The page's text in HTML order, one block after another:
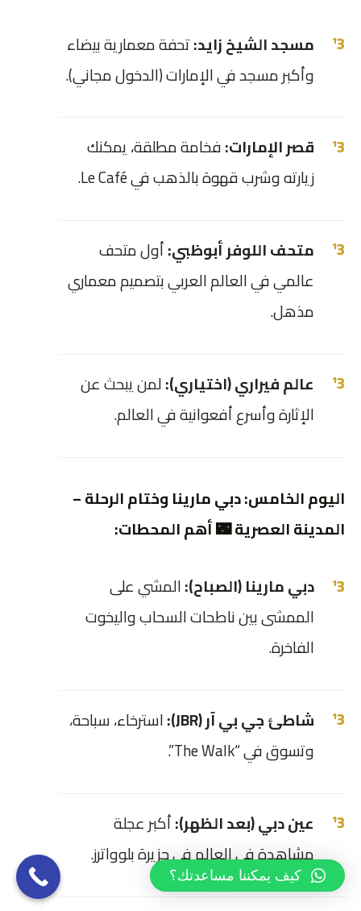
مسجد الشيخ زايد:تحفة معمارية بيضاء
وأكبر مسجد في الإمارات (الدخول مجاني).
قصر الإمارات:فخامة مطلقة، يمكنك
زيارته وشرب قهوة بالذهب في Le Café.
متحف اللوفر أبوظبي:أول متحف
عالمي في العالم العربي بتصميم معماري
مذهل.
عالم فيراري (اختياري):لمن يبحث عن
الإثارة وأسرع أفعوانية في العالم.
اليوم الخامس: دبي مارينا وختام الرحلة –
المدينة العصرية 🌃 أهم المحطات:
دبي مارينا (الصباح):المشي على
الممشى بين ناطحات السحاب واليخوت
الفاخرة.
شاطئ جي بي آر (JBR):
استرخاء، سباحة،
وتسوق في “The Walk”.
عين دبي (بعد الظهر):أكبر عجلة
مشاهدة في العالم في جزيرة بلوواترز.
كيف يمكننا مساعدتك؟